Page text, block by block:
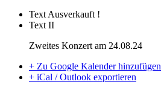
Text Ausverkauft !
Text II
Zweites Konzert am 24.08.24
+ Zu Google Kalender hinzufügen
+ iCal / Outlook exportieren